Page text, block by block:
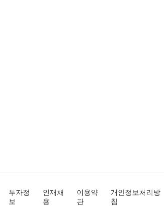
투자정
보
인재채
용
이용약
관
개인정보처리방
침